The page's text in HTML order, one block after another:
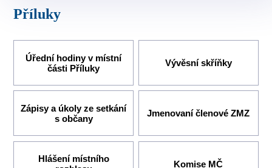
vyřídit
Příluky
Úřední hodiny v místní
části Příluky
Vývěsní skříňky
Zápisy a úkoly ze setkání
s občany
Jmenovaní členové ZMZ
Hlášení místního
Komise MČ